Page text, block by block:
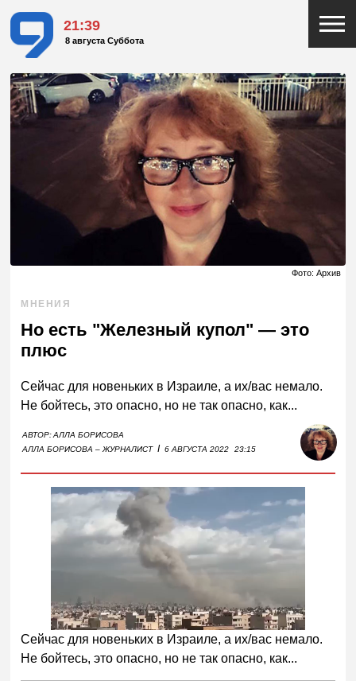
21:39
8 августа Суббота
Фото: Архив
МНЕНИЯ
Но есть "Железный купол" — это
плюс
Сейчас для новеньких в Израиле, а их/вас немало.
Не бойтесь, это опасно, но не так опасно, как...
АВТОР:АЛЛА БОРИСОВА
АЛЛА БОРИСОВА – ЖУРНАЛИСТ I 6 АВГУСТА 2022 23:15
Сейчас для новеньких в Израиле, а их/вас немало.
Не бойтесь, это опасно, но не так опасно, как...